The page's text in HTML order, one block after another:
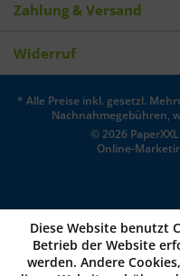
Zahlung & Versand
Widerruf
* Alle Preise inkl. gesetzl.
Nachnahmegebühren,
© 2026
Online-
Diese Website benutzt
Betrieb der Website
werden. Andere